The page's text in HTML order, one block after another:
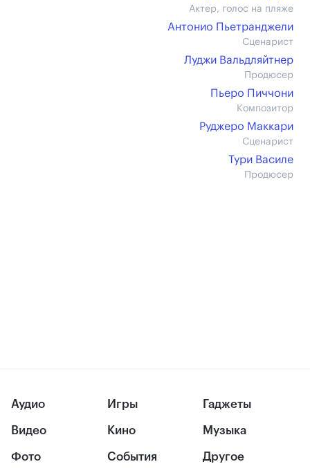
Актер, голос на пляже
Антонио Пьетранджели
Сценарист
Луджи Вальдляйтнер
Продюсер
Пьеро Пиччони
Композитор
Руджеро Маккари
Сценарист
Тури Василе
Продюсер
Аудио
Видео
Фото
Игры
Кино
События
Гаджеты
Музыка
Другое